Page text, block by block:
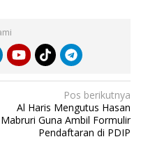
Pos berikutnya
Al Haris Mengutus Hasan
Mabruri Guna Ambil Formulir
Pendaftaran di PDIP